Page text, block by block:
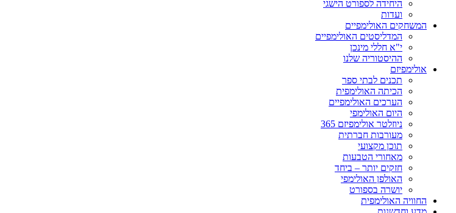
היחידה לספורט הישגי
ועדות
המשחקים האולימפיים
המדליסטים האולימפיים
י"א חללי מינכן
ההיסטוריה שלנו
אולימפיזם
תכנים לבתי ספר
הכיתה האולימפית
הערכים האולימפיים
היום האולימפי
ניוזלטר אולימפיזם 365
מעורבות חברתית
תוכן מקצועי
מאחורי הטבעות
חזקים יותר – ביחד
האולפן האולימפי
יושרה בספורט
החוויה האולימפית